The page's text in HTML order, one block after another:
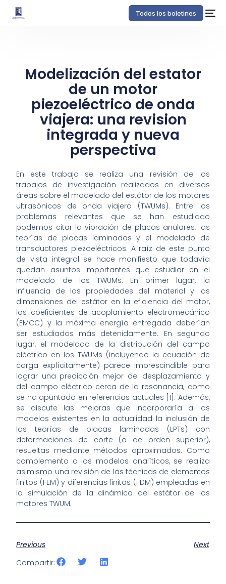
Todos los boletines
Modelización del estator
de un motor
piezoeléctrico de onda
viajera: una revision
integrada y nueva
perspectiva
En este trabajo se realiza una revisión de los
trabajos de investigación realizados en diversas
áreas sobre el modelado del estátor de los motores
ultrasónicos de onda viajera (TWUMs). Entre los
problemas relevantes que se han estudiado
podemos citar la vibración de placas anulares, las
teorías de placas laminadas y el modelado de
transductores piezoeléctricos. A raíz de este punto
de vista integral se hace manifiesto que todavía
quedan asuntos importantes que estudiar en el
modelado de los TWUMs. En primer lugar, la
influencia de las propiedades del material y las
dimensiones del estátor en la eficiencia del motor,
los coeficientes de acoplamiento electromecánico
(EMCC) y la máxima energía entregada deberían
ser estudiados más detenidamente. En segundo
lugar, el modelado de la distribución del campo
eléctrico en los TWUMs (incluyendo la ecuación de
carga explícitamente) parece imprescindible para
lograr una predicción mejor del desplazamiento y
del campo eléctrico cerca de la resonancia, como
se ha apuntado en referencias actuales [1]. Además,
se discute las mejoras que incorporaría a los
modelos existentes en la actualidad la inclusión de
las teorías de placas laminadas (LPTs) con
deformaciones de corte (o de orden superior),
resueltas mediante métodos aproximados. Como
complemento a los modelos analíticos, se realiza
asimismo una revisión de las técnicas de elementos
finitos (FEM) y diferencias finitas (FDM) empleadas en
la simulación de la dinámica del estátor de los
motores TWUM.
Previous
Next
Compartir: